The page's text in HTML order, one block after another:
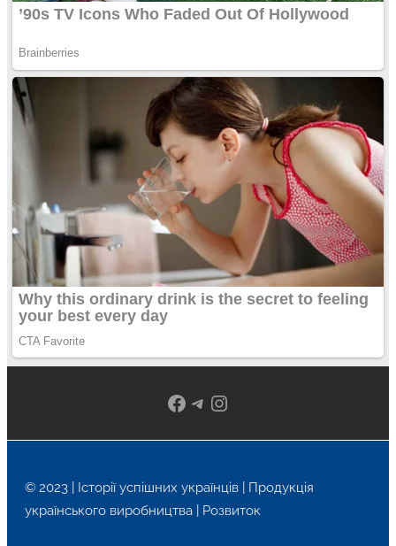
Facebook
Telegram
Instagram
© 2023 | Історії успішних українців | Продукція
українського виробництва | Розвиток